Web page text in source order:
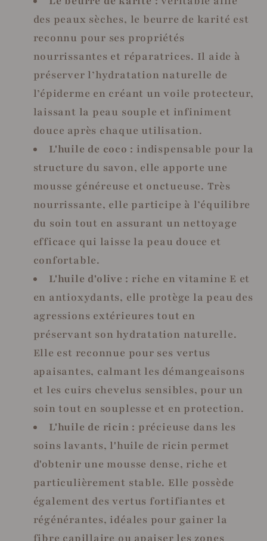
des peaux sèches, le beurre de karité est
reconnu pour ses propriétés
nourrissantes et réparatrices. Il aide à
préserver l’hydratation naturelle de
l’épiderme en créant un voile protecteur,
laissant la peau souple et infiniment
douce après chaque utilisation.
L'huile de coco : indispensable pour la
structure du savon, elle apporte une
mousse généreuse et onctueuse. Très
nourrissante, elle participe à l’équilibre
du soin tout en assurant un nettoyage
efficace qui laisse la peau douce et
confortable.
L'huile d'olive : riche en vitamine E et
en antioxydants, elle protège la peau des
agressions extérieures tout en
préservant son hydratation naturelle.
Elle est reconnue pour ses vertus
apaisantes, calmant les démangeaisons
et les cuirs chevelus sensibles, pour un
soin tout en souplesse et en protection.
L'huile de ricin : précieuse dans les
soins lavants, l'huile de ricin permet
d'obtenir une mousse dense, riche et
particulièrement stable. Elle possède
également des vertus fortifiantes et
régénérantes, idéales pour gainer la
fibre capillaire ou apaiser les zones